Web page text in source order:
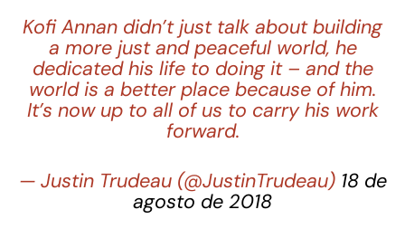
Kofi Annan didn’t just talk about building
a more just and peaceful world, he
dedicated his life to doing it – and the
world is a better place because of him.
It’s now up to all of us to carry his work
forward.
— Justin Trudeau (@JustinTrudeau) 18 de
agosto de 2018